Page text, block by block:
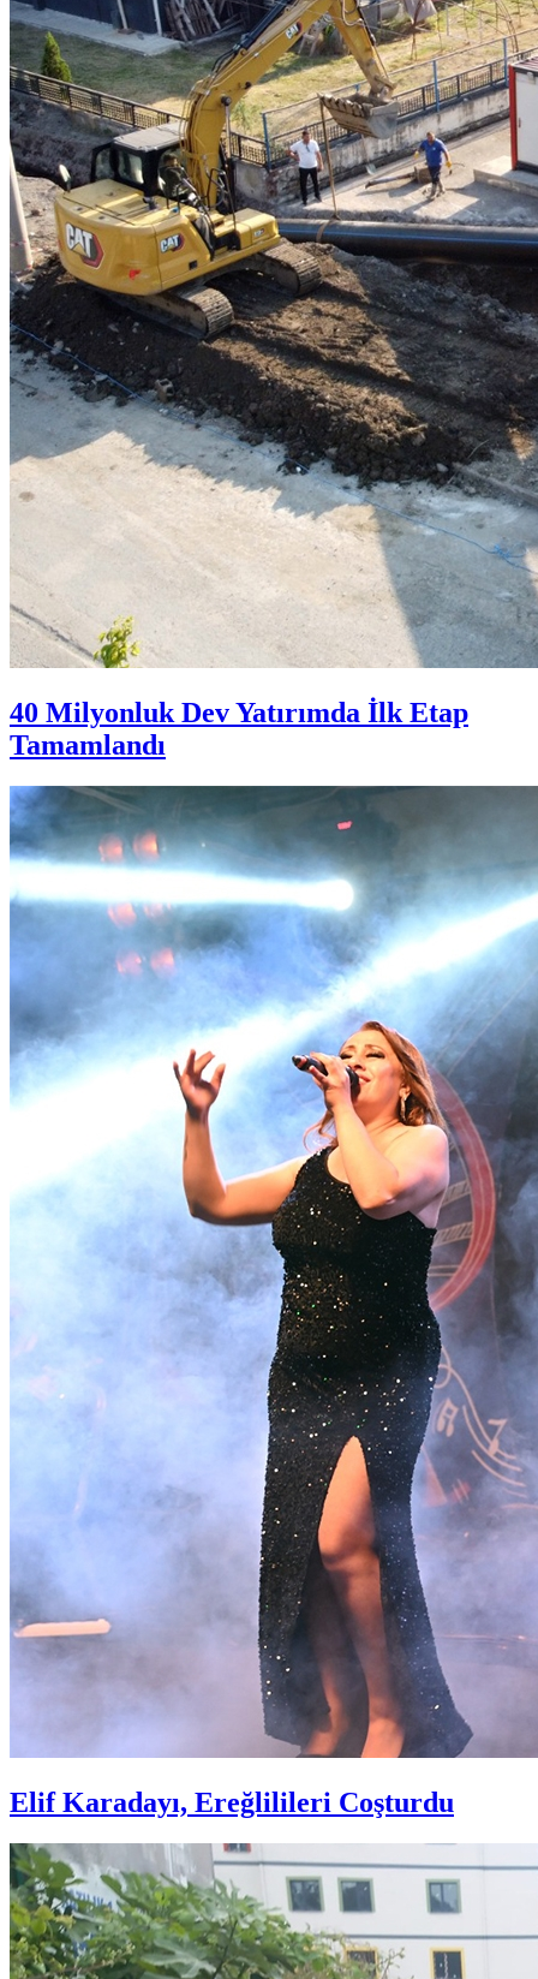
40 Milyonluk Dev Yatırımda İlk Etap
Tamamlandı
Elif Karadayı, Ereğlilileri Coşturdu